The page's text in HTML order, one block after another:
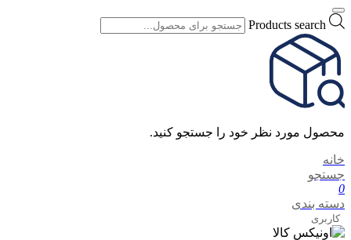
Products search
محصول مورد نظر خود را جستجو کنید.
خانه
جستجو
0
دسته بندی
کاربری